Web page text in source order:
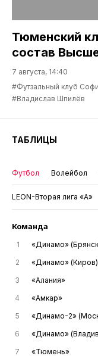
Тюменский
состав
7 августа, 14:40
#Футзальный клуб
#Владислав Шпилёв
ТАБЛИЦЫ
Футбол Волейбол
LEON-Вторая лига «А»
Команда
1 «Динамо»
2
«Динамо» (Киров)
3
«Алания»
4
«Амкар»
5
«Динамо-2»
6
«Динамо»
7
«Тюмень»